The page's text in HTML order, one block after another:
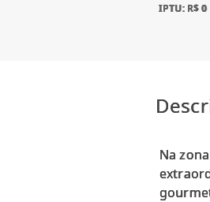
IPTU: R$ 0
Na